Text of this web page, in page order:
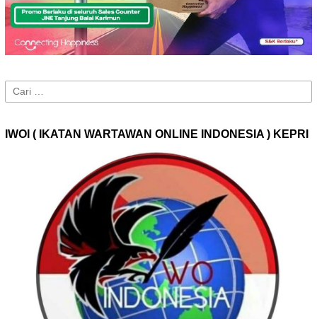
Cari
untuk:
IWOI ( IKATAN WARTAWAN ONLINE INDONESIA ) KEPRI